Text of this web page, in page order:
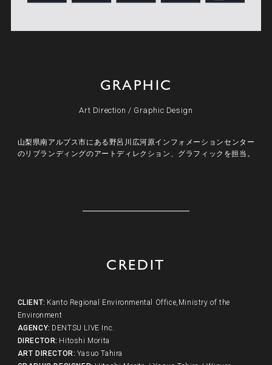
GRAPHIC
Art Direction / Graphic Design
山梨県南アルプス市にある野呂川広河原インフォメーションセンター
のリブランディングのアートディレクション、グラフィックを担当。
CREDIT
CLIENT: Kanto Regional Environmental Office,Ministry of the
Environment
AGENCY: DENTSU LIVE Inc.
DIRECTOR: Hitoshi Morita
ART DIRECTOR: Yasuo Tahira